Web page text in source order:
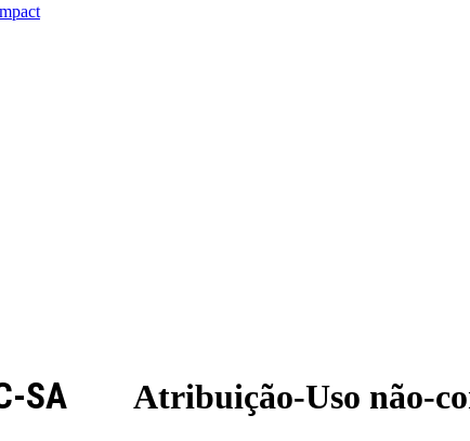
Atribuição-Uso não-
SA